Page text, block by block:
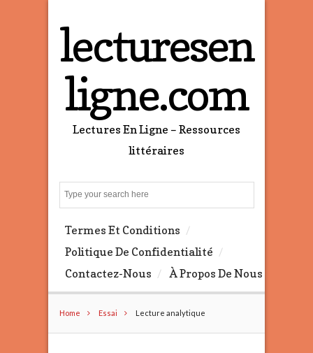
lecturesen
ligne.com
Lectures En Ligne – Ressources
littéraires
e
Termes Et Conditions
Politique De Confidentialité
Contactez-Nous
À Propos De Nous
Home Essai Lecture analytique